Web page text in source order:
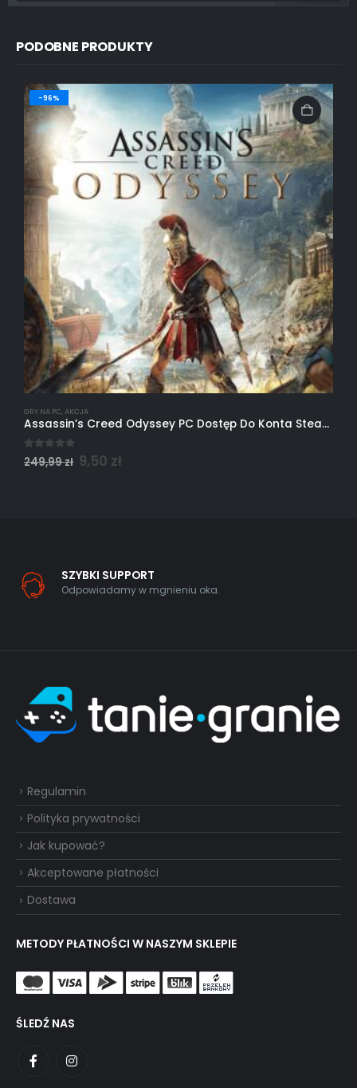
PODOBNE PRODUKTY
-96%
GRY NA PC, AKCJA
Assassin’s Creed Odyssey PC Dostęp Do Konta Steam Współdzielonego
0 out of 5
249,99zł 9,50 zł
SZYBKI SUPPORT
Odpowiadamy w mgnieniu oka.
Regulamin
Polityka prywatności
Jak kupować?
Akceptowane płatności
Dostawa
METODY PŁATNOŚCI W NASZYM SKLEPIE
ŚLEDŹ NAS